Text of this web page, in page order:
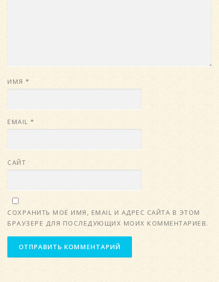
ИМЯ *
EMAIL *
САЙТ
СОХРАНИТЬ МОЁ ИМЯ, EMAIL И АДРЕС САЙТА В ЭТОМ
БРАУЗЕРЕ ДЛЯ ПОСЛЕДУЮЩИХ МОИХ КОММЕНТАРИЕВ.